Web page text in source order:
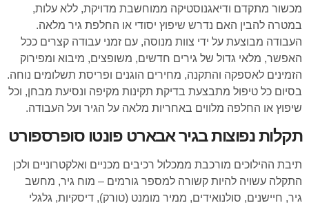
מכשור מתקדם ודיאגנוסטיקה ממוחשבת מדויקת, ללא עלות,
במטרה להבין האם נדרש שיפוץ יסודי או החלפת גיר מלאה.
העבודה מבוצעת על ידי צוות מנוסה, עם זמני עבודה קצרים ככל
האפשר, מלאי גדול של גירים חדשים, משופצים, מיבוא ומפירוק
הזמינים לאספקה והתקנה, מחירים הוגנים ופריסת תשלומים נוחה.
בסיום כל טיפול מתבצעת בדיקת תקינות מקיפה ונסיעת מבחן, וכל
שיפוץ או החלפה מלווים באחריות מלאה על הגיר ועל העבודה.
תקלות נפוצות בגיר אבארט פונטו סופרספורט
תיבת ההילוכים מורכבת ממכלול רכיבים מכניים ואלקטרוניים ולכן
התקלה עשויה להיות קשורה למספר גורמים – מוח גיר, מחשב
גיר, חיישנים, סולנואידים, ממיר מומנט (טורק), דיסקיות, גלגלי